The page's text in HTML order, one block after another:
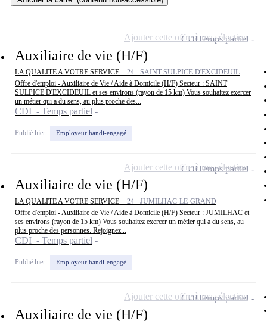
Auxiliaire de vie (H/F)
LA QUALITE A VOTRE SERVICE - 24 - SAINT-SULPICE-D'EXCIDEUIL
Offre d'emploi - Auxiliaire de Vie / Aide à Domicile (H/F) Secteur : SAINT
SULPICE D'EXCIDEUIL et ses environs (rayon de 15 km) Vous souhaitez exercer
un métier qui a du sens, au plus proche des...
CDI - Temps partiel
Publié hier Employeur handi-engagé
CDITemps partiel
Ajouter cette offre à ma sélection
Auxiliaire de vie (H/F)
LA QUALITE A VOTRE SERVICE - 24 - JUMILHAC-LE-GRAND
Offre d'emploi - Auxiliaire de Vie / Aide à Domicile (H/F) Secteur : JUMILHAC et
ses environs (rayon de 15 km) Vous souhaitez exercer un métier qui a du sens, au
plus proche des personnes. Rejoignez...
CDI - Temps partiel
Publié hier Employeur handi-engagé
CDITemps partiel
Ajouter cette offre à ma sélection
Auxiliaire de vie (H/F)
CDITemps partiel
Ajouter cette offre à ma sélection